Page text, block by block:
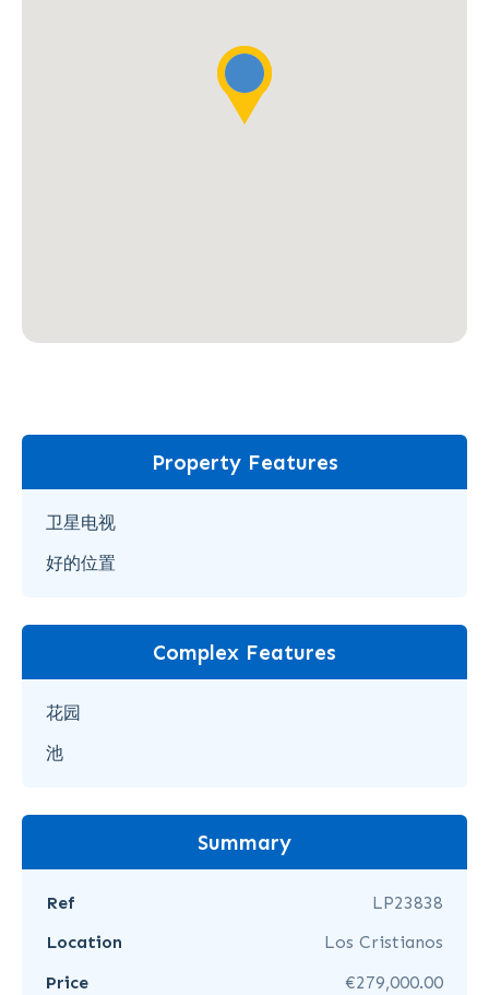
Property Features
卫星电视
好的位置
Complex Features
花园
池
Summary
Ref
LP23838
Location
Los Cristianos
Price
€279,000.00